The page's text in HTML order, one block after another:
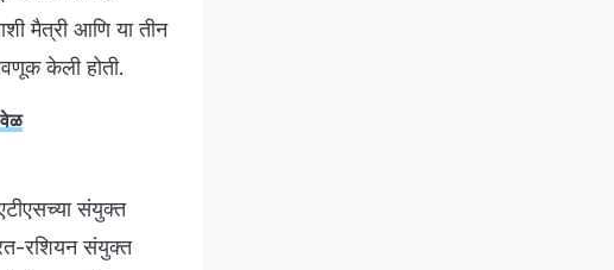
मैत्री आणि या तीन
केली होती.
संयुक्त
रशियन संयुक्त